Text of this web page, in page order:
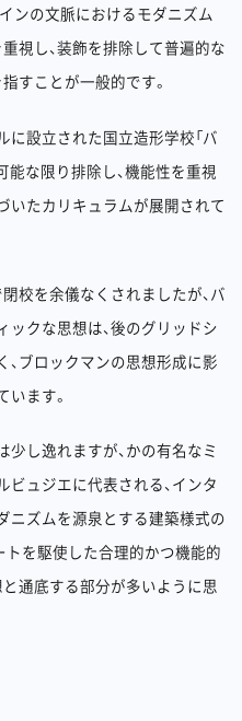
ンの文脈におけるモダニズム
を重視し、装飾を排除して普遍的な
すことが一般的です。
に設立された国立造形学校「バ
能な限り排除し、機能性を重視
いたカリキュラムが展開されて
校を余儀なくされましたが、バ
ックな思想は、後のグリッドシ
、ブロックマンの思想形成に影
ます。
し逸れますが、かの有名なミ
ビュジエに代表される、インタ
ニズムを源泉とする建築様式の
トを駆使した合理的かつ機能的
通底する部分が多いように思